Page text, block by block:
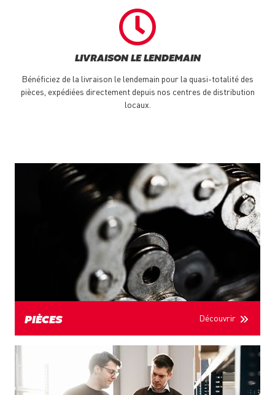
LIVRAISON LE LENDEMAIN
Bénéficiez de la livraison le lendemain pour la quasi-totalité des
pièces, expédiées directement depuis nos centres de distribution
locaux.
PIÈCES Découvrir